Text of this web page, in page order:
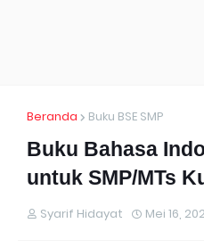
Beranda Buku BSE SMP
Buku Bahasa
untuk SMP/MTs
Syarif Hidayat Mei 16,